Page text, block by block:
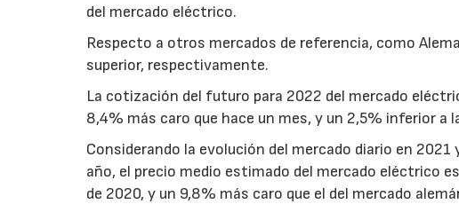
del mercado eléctrico.
Respecto a otros mercados de referencia, como
superior, respectivamente.
La cotización del futuro para 2022 del mercado
8,4% más caro que hace un mes, y un 2,5% inferior a
Considerando la evolución del mercado diario en
año, el precio medio estimado del mercado eléctrico
de 2020, y un 9,8% más caro que el del mercado